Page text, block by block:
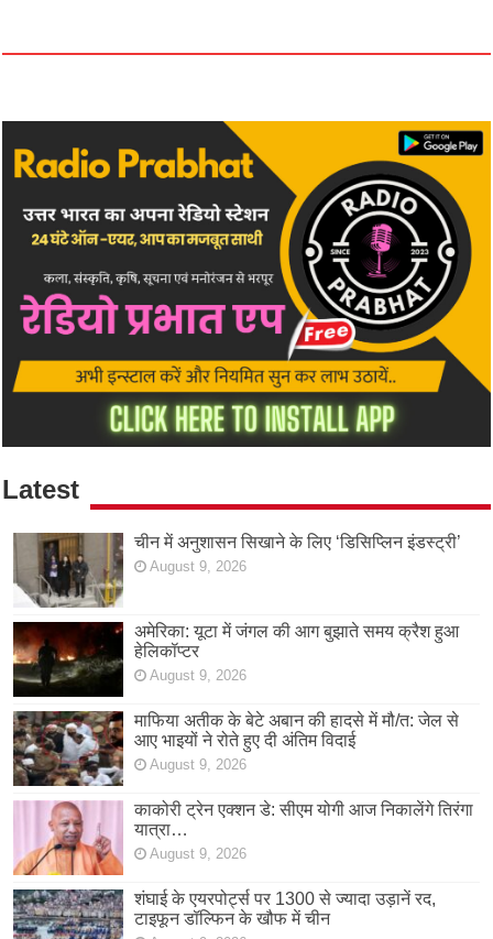
Latest
चीन में अनुशासन सिखाने के लिए ‘डिसिप्लिन इंडस्ट्री’
August 9, 2026
अमेरिका: यूटा में जंगल की आग बुझाते समय क्रैश हुआ
हेलिकॉप्टर
August 9, 2026
माफिया अतीक के बेटे अबान की हादसे में मौ/त: जेल से
आए भाइयों ने रोते हुए दी अंतिम विदाई
August 9, 2026
काकोरी ट्रेन एक्शन डे: सीएम योगी आज निकालेंगे तिरंगा
यात्रा…
August 9, 2026
शंघाई के एयरपोर्ट्स पर 1300 से ज्यादा उड़ानें रद,
टाइफून डॉल्फिन के खौफ में चीन